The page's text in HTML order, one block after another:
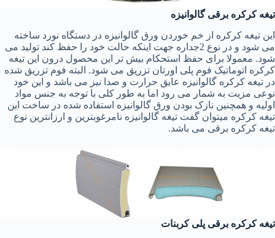
تیغه کرکره برقی گالوانیزه
این تیغه کرکره از خم خوردن ورق گالوانیزه در دستگاه نورد ساخته
می شود و در نوع 2جداره جهت اینکه حالت خود را حفظ کند تولید می
شود. معمولا برای حفظ استحکام بیش تر این محصول درون این تیغه
کرکره اتوماتیک فوم پلی اورتان تزریق می شود. البته فوم تزریق شده
در تیغه کرکره گالوانیزه عایق حرارت و صدا نیز می باشد و این خود
نوعی مزیت به شمار می رود اما به طور کلی با توجه به جنس مواد
اولیه و همچنین نازک بودن ورق گالوانیزه استفاده شده در ساخت این
تیغه کرکره میتوان گفت تیغه گالوانیزه نامرغوبترین و ارزانترین نوع
تیغه کرکره برقی می باشد.
تیغه کرکره برقی پلی کربنات